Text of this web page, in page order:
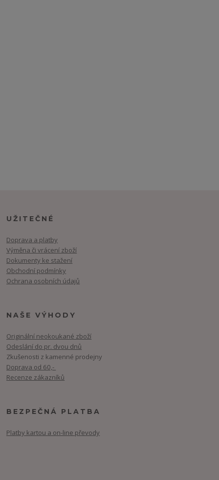
UŽITEČNÉ
Doprava a platby
Výměna či vrácení zboží
Dokumenty ke stažení
Obchodní podmínky
Ochrana osobních údajů
NAŠE VÝHODY
Originální neokoukané zboží
Odeslání do pr. dvou dnů
Zkušenosti z kamenné prodejny
Doprava od 60,-
Recenze zákazníků
BEZPEČNÁ PLATBA
Platby kartou a on-line převody